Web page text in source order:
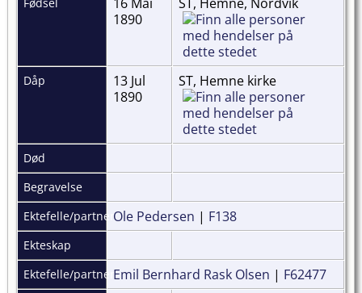
1890
Dåp
13 Jul
1890
ST, Hemne kirke
Død
Begravelse
Ektefelle/partnerOle Pedersen | F138
Ekteskap
Ektefelle/partnerEmil Bernhard Rask Olsen | F62477